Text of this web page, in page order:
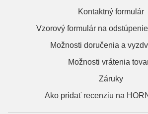
Kontaktný formulár
Vzorový formulár na
Možnosti doručenia a
Možnosti vrátenia
Záruky
Ako pridať recenziu na